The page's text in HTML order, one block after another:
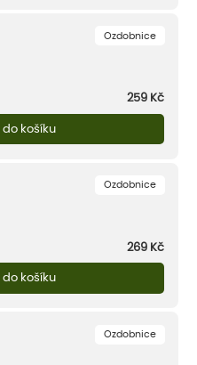
Ozdobnice
259 Kč
do košíku
Ozdobnice
269 Kč
do košíku
Ozdobnice